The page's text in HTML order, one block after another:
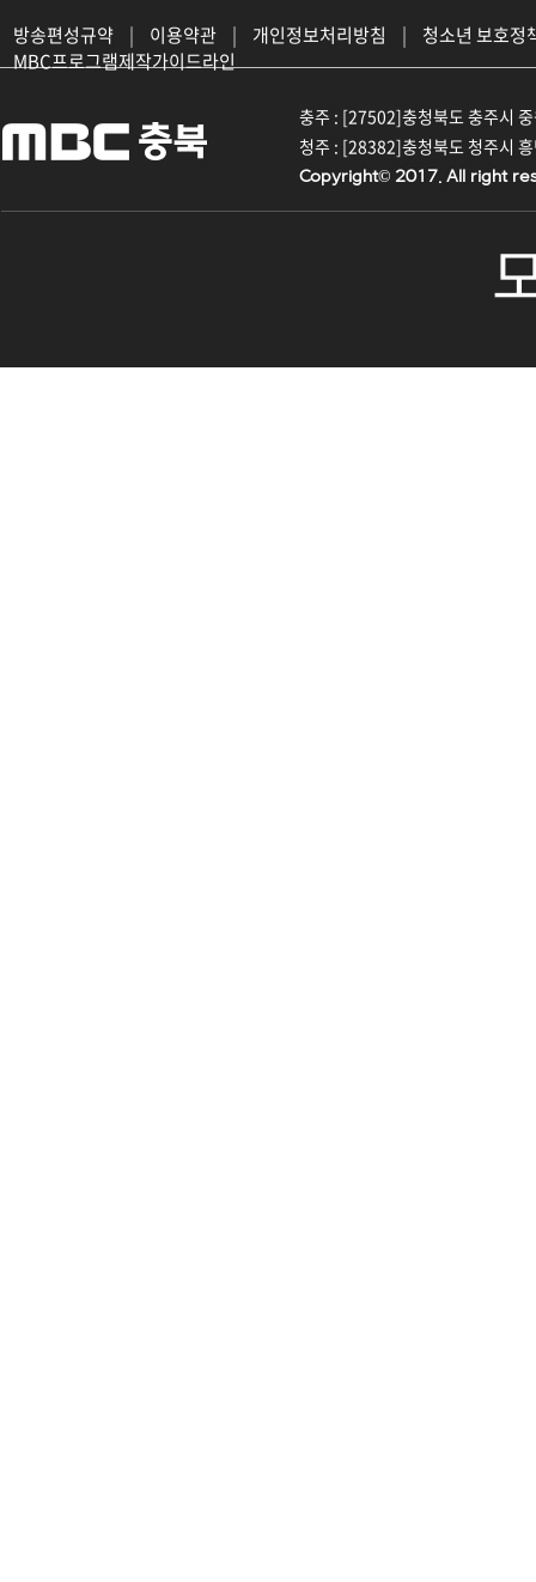
방송편성규약 | 이용약관 | 개인정보처리방침 |
청소년 보호정
MBC프로그램제작가이드라인
충주 : [27502]충청북도 충주시
청주 : [28382]충청북도 청주시
Copyright© 2017. All right